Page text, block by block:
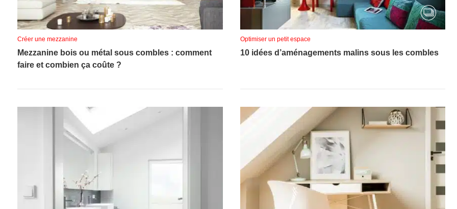
Créer une mezzanine
Mezzanine bois ou métal sous combles : comment
faire et combien ça coûte ?
Optimiser un petit espace
10 idées d’aménagements malins sous les combles